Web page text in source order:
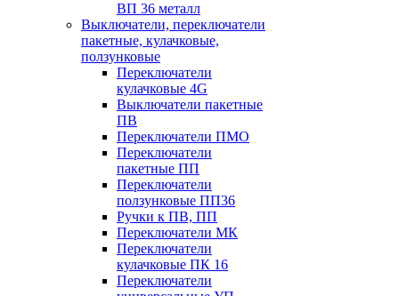
ВП 36 металл
Выключатели, переключатели
пакетные, кулачковые,
ползунковые
Переключатели
кулачковые 4G
Выключатели пакетные
ПВ
Переключатели ПМО
Переключатели
пакетные ПП
Переключатели
ползунковые ПП36
Ручки к ПВ, ПП
Переключатели МК
Переключатели
кулачковые ПК 16
Переключатели